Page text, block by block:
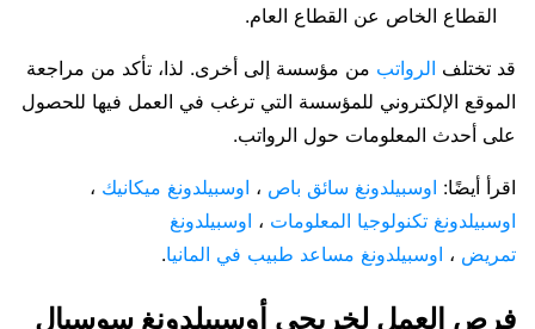
القطاع الخاص عن القطاع العام.
قد تختلف الرواتب من مؤسسة إلى أخرى. لذا، تأكد من مراجعة
الموقع الإلكتروني للمؤسسة التي ترغب في العمل فيها للحصول
على أحدث المعلومات حول الرواتب.
اقرأ أيضًا: اوسبيلدونغ سائق باص ، اوسبيلدونغ ميكانيك ،
اوسبيلدونغ تكنولوجيا المعلومات ، اوسبيلدونغ
تمريض ، اوسبيلدونغ مساعد طبيب في المانيا.
فرص العمل لخريجي أوسبيلدونغ سوسيال